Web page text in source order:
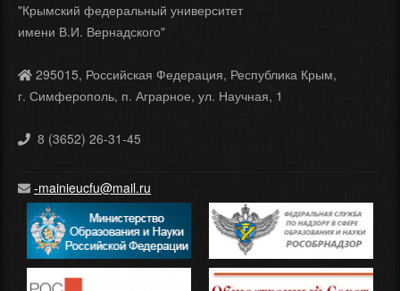
"Крымский федеральный университет
имени В.И. Вернадского"
295015, Российская Федерация, Республика Крым,
г. Симферополь, п. Аграрное, ул. Научная, 1
8 (3652) 26-31-45
-mainieucfu@mail.ru